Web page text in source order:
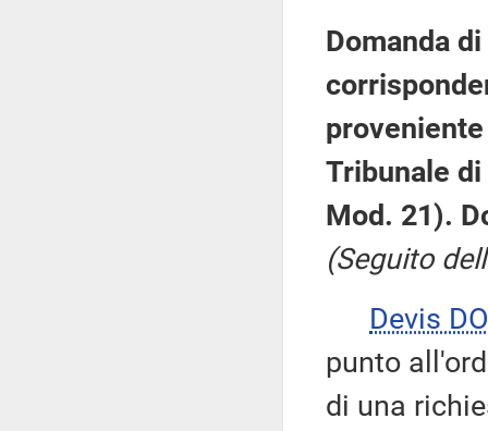
Domanda
Tribunale
Mod. 21).
(Seguito
Devis
punto
di una